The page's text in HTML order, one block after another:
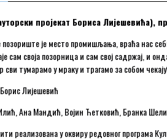
пројекат Бориса Лијешевића),
је место промишљања, враћа нас
сам своја позорница и сам свој садржај, и
сви тумарамо у мраку и трагамо за собом
Лијешевић
Ана Мандић, Војин Ћетковић, Бранка
реализована у оквиру редовног програма